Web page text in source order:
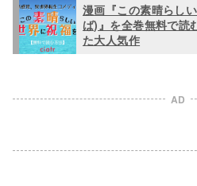
漫画『この素晴らし
ば)』を全巻無料で読
た大人気作
AD